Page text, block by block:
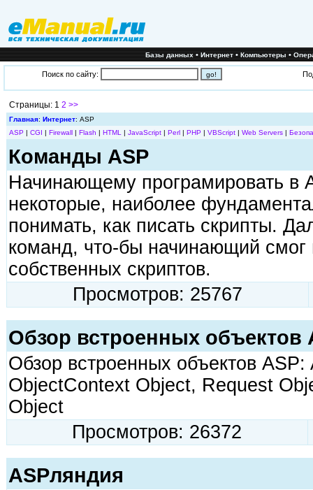
Базы данных•Интернет•Компьютеры•
Поиск по сайту:
Страницы: 1 2 >>
Главная: Интернет: ASP
ASP| CGI | Firewall| Flash | HTML | JavaScript| Perl| PHP| VBScript| Web Servers|
Команды ASP
Начинающему програмировать в
некоторые, наиболее
понимать, как писать скрипты.
команд, что-бы начинающий смог
собственных скриптов.
Просмотров: 25767
Обзор встроенных объектов
Обзор встроенных объектов
ObjectContext Object, Request
Object
Просмотров: 26372
ASPляндия